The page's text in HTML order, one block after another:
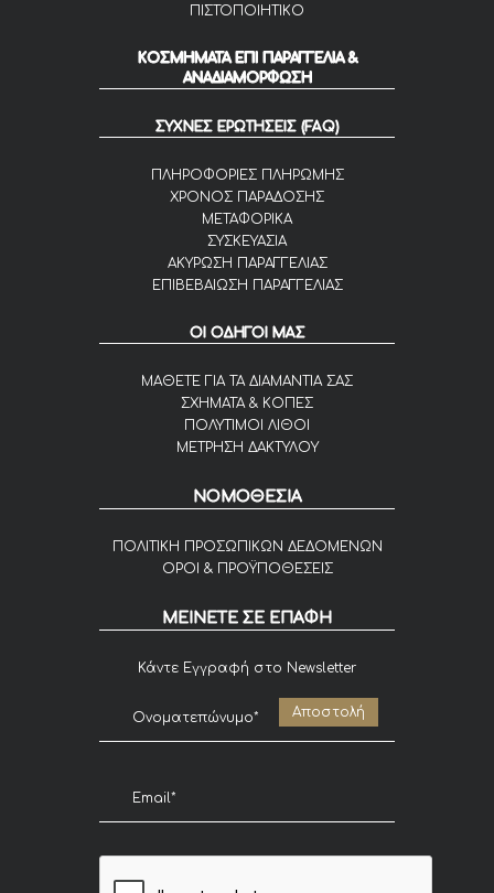
ΠΙΣΤΟΠΟΙΗΤΙΚΟ
ΚΟΣΜΗΜΑΤΑ ΕΠΙ ΠΑΡΑΓΓΕΛΙΑ &
ΑΝΑΔΙΑΜΟΡΦΩΣΗ
ΣΥΧΝΕΣ ΕΡΩΤΗΣΕΙΣ (FAQ)
ΠΛΗΡΟΦΟΡΙΕΣ ΠΛΗΡΩΜΗΣ
ΧΡΟΝΟΣ ΠΑΡΑΔΟΣΗΣ
ΜΕΤΑΦΟΡΙΚΑ
ΣΥΣΚΕΥΑΣΙΑ
ΑΚΥΡΩΣΗ ΠΑΡΑΓΓΕΛΙΑΣ
ΕΠΙΒΕΒΑΙΩΣΗ ΠΑΡΑΓΓΕΛΙΑΣ
ΟΙ ΟΔΗΓΟΙ ΜΑΣ
ΜΑΘΕΤΕ ΓΙΑ ΤΑ ΔΙΑΜΑΝΤΙΑ ΣΑΣ
ΣΧΗΜΑΤΑ & ΚΟΠΕΣ
ΠΟΛΥΤΙΜΟΙ ΛΙΘΟΙ
ΜΕΤΡΗΣΗ ΔΑΚΤΥΛΟΥ
ΝΟΜΟΘΕΣΙΑ
ΠΟΛΙΤΙΚΗ ΠΡΟΣΩΠΙΚΩΝ ΔΕΔΟΜΕΝΩΝ
ΟΡΟΙ & ΠΡΟΫΠΟΘΕΣΕΙΣ
ΜΕΙΝΕΤΕ ΣΕ ΕΠΑΦΗ
Κάντε Εγγραφή στο Newsletter